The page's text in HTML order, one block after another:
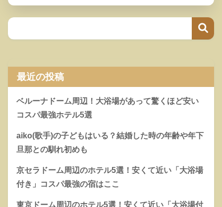
最近の投稿
ベルーナドーム周辺！大浴場があって驚くほど安い
コスパ最強ホテル5選
aiko(歌手)の子どもはいる？結婚した時の年齢や年下
旦那との馴れ初めも
京セラドーム周辺のホテル5選！安くて近い「大浴場
付き」コスパ最強の宿はここ
東京ドーム周辺のホテル5選！安くて近い「大浴場付